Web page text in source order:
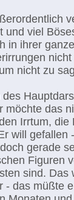
und viel
in ihrer
nicht zu
des
möchte das
Irrtum,
will gefallen
gerade
Figuren
sind.
- das müßte